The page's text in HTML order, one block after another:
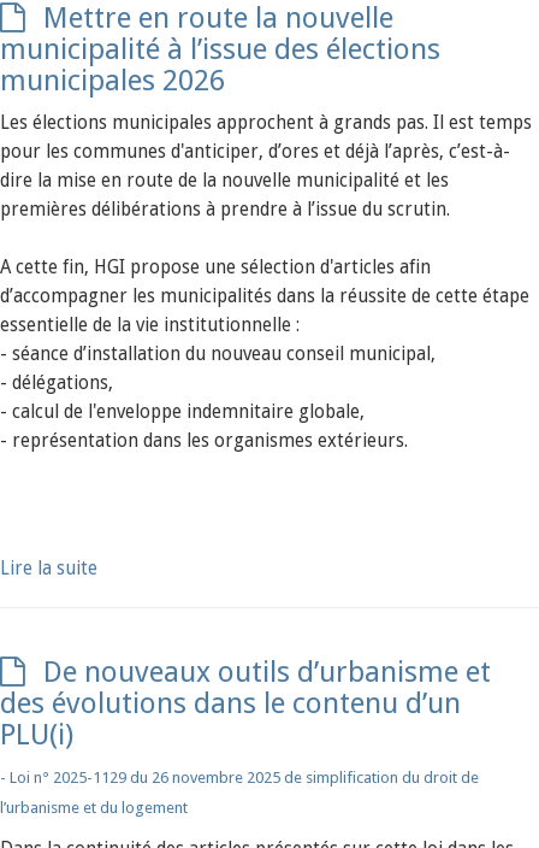
Mettre en route la nouvelle
municipalité à l’issue des élections
municipales 2026
Les élections municipales approchent à grands pas. Il est temps
pour les communes d'anticiper, d’ores et déjà l’après, c’est-à-
dire la mise en route de la nouvelle municipalité et les
premières délibérations à prendre à l’issue du scrutin.
A cette fin, HGI propose une sélection d'articles afin
d’accompagner les municipalités dans la réussite de cette étape
essentielle de la vie institutionnelle :
- séance d’installation du nouveau conseil municipal,
- délégations,
- calcul de l'enveloppe indemnitaire globale,
- représentation dans les organismes extérieurs.
Lire la suite
De nouveaux outils d’urbanisme et
des évolutions dans le contenu d’un
PLU(i)
- Loi n° 2025-1129 du 26 novembre 2025 de simplification du droit de
l’urbanisme et du logement